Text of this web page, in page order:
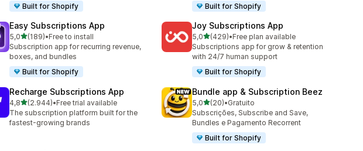
Built for Shopify
Built for Shopify
Easy Subscriptions App
5,0de 5 estrelas
(189)
189 total de avaliações
•Free to install
Subscription app for recurring revenue,
boxes, and bundles
Built for Shopify
Joy Subscriptions App
5,0de 5 estrelas
(429)
429 total de avaliações
•Free plan available
Subscriptions app for grow & retention
with 24/7 human support
Built for Shopify
Recharge Subscriptions App
4,8de 5 estrelas
(2.944)
2944 total de avaliações
•Free trial available
The subscription platform built for the
fastest-growing brands
Bundle app & Subscription Beez
5,0de 5 estrelas
(20)
20 total de avaliações
•Gratuito
Subscrições, Subscribe and Save,
Bundles e Pagamento Recorrent
Built for Shopify